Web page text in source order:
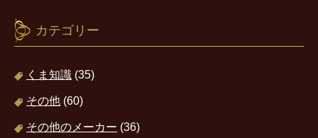
カテゴリー
くま知識 (35)
その他 (60)
その他のメーカー (36)